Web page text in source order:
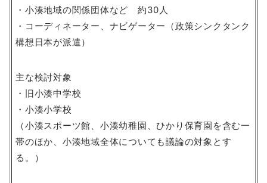
・小湊地域の関係団体など 約30人
・コーディネーター、ナビゲーター（政策シンクタンク
構想日本が派遣）
主な検討対象
・旧小湊中学校
・小湊小学校
（小湊スポーツ館、小湊幼稚園、ひかり保育園を含む一
帯のほか、小湊地域全体についても議論の対象とす
る。）